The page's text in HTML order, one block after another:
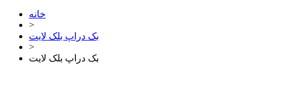
خانه
>
بک دراپ بلک لایت
>
بک دراپ بلک لایت